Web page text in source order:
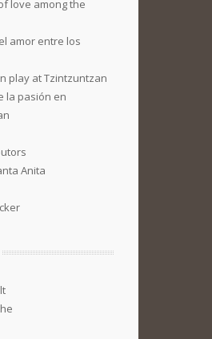
love among the
amor entre los
play at Tzintzuntzan
la pasión en
Anita